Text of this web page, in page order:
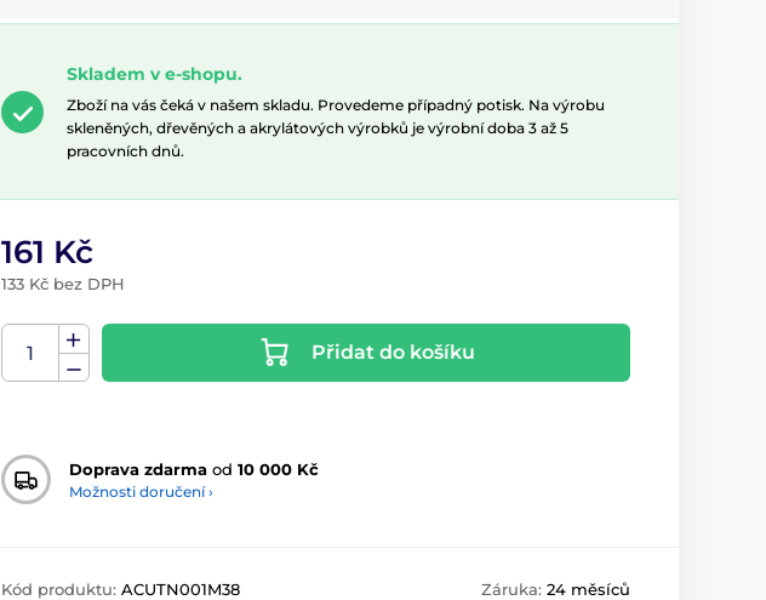
Skladem v e-shopu.
Zboží na vás čeká v našem skladu. Provedeme případný potisk. Na výrobu
skleněných, dřevěných a akrylátových výrobků je výrobní doba 3 až 5
pracovních dnů.
161 Kč
133 Kč bez DPH
Přidat do košíku
Doprava zdarma od 10 000 Kč
Možnosti doručení ›
Kód produktu: ACUTN001M38 Záruka: 24 měsíců